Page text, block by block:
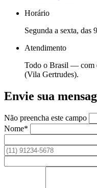
Horário
Segunda a sexta, das
Atendimento
Todo o Brasil — com
(Vila Gertrudes).
Envie sua
Não preencha este campo
Nome*